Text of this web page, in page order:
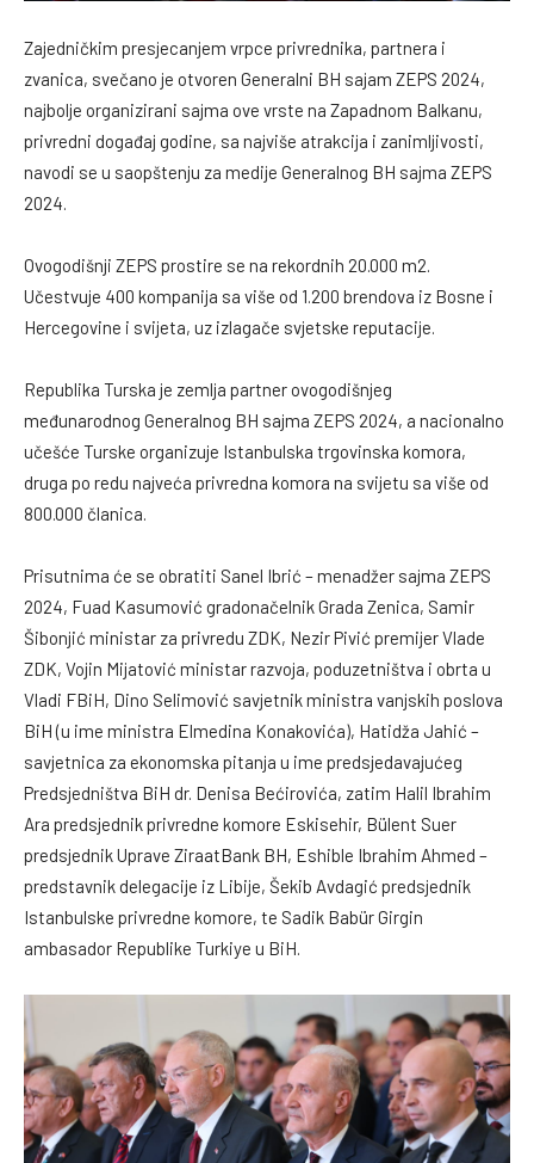
Zajedničkim presjecanjem vrpce privrednika, partnera i
zvanica, svečano je otvoren Generalni BH sajam ZEPS 2024,
najbolje organizirani sajma ove vrste na Zapadnom Balkanu,
privredni događaj godine, sa najviše atrakcija i zanimljivosti,
navodi se u saopštenju za medije Generalnog BH sajma ZEPS
2024.
Ovogodišnji ZEPS prostire se na rekordnih 20.000 m2.
Učestvuje 400 kompanija sa više od 1.200 brendova iz Bosne i
Hercegovine i svijeta, uz izlagače svjetske reputacije.
Republika Turska je zemlja partner ovogodišnjeg
međunarodnog Generalnog BH sajma ZEPS 2024, a nacionalno
učešće Turske organizuje Istanbulska trgovinska komora,
druga po redu najveća privredna komora na svijetu sa više od
800.000 članica.
Prisutnima će se obratiti Sanel Ibrić – menadžer sajma ZEPS
2024, Fuad Kasumović gradonačelnik Grada Zenica, Samir
Šibonjić ministar za privredu ZDK, Nezir Pivić premijer Vlade
ZDK, Vojin Mijatović ministar razvoja, poduzetništva i obrta u
Vladi FBiH, Dino Selimović savjetnik ministra vanjskih poslova
BiH (u ime ministra Elmedina Konakovića), Hatidža Jahić –
savjetnica za ekonomska pitanja u ime predsjedavajućeg
Predsjedništva BiH dr. Denisa Bećirovića, zatim Halil Ibrahim
Ara predsjednik privredne komore Eskisehir, Bülent Suer
predsjednik Uprave ZiraatBank BH, Eshible Ibrahim Ahmed –
predstavnik delegacije iz Libije, Šekib Avdagić predsjednik
Istanbulske privredne komore, te Sadik Babür Girgin
ambasador Republike Turkiye u BiH.